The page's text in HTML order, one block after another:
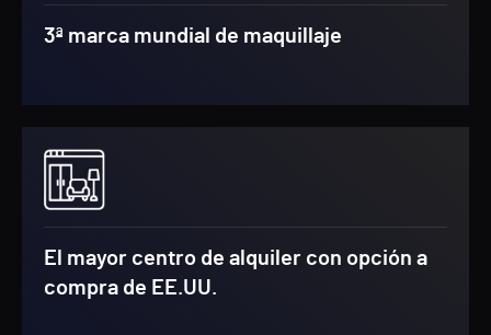
3ª marca mundial de maquillaje
El mayor centro de alquiler con opción a
compra de EE.UU.